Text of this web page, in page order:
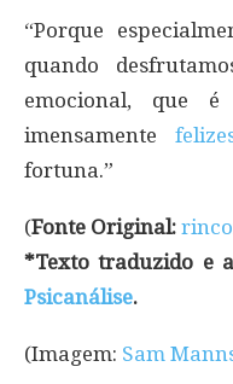
“Porque
quando
emocional, que
imensamente
fortuna.”
(Fonte Original:
*Texto traduzido e
Psicanálise.
(Imagem: Sam